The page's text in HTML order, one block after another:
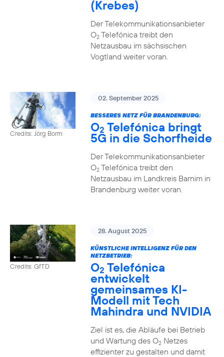
(Krebes)
Der Telekommunikationsanbieter
O2Telefónica treibt den
Netzausbau im sächsischen
Vogtland weiter voran.
Credits: Jörg Borm
02. September 2025
BESSERES NETZ FÜR BRANDENBURG:
O2 Telefónica bringt
5G in die Schorfheide
Der Telekommunikationsanbieter
O2Telefónica treibt den
Netzausbau im Landkreis Barnim in
Brandenburg weiter voran.
Credits: GfTD
28. August 2025
KÜNSTLICHE INTELLIGENZ FÜR DEN
NETZBETRIEB:
O2 Telefónica
entwickelt
gemeinsames KI-
Modell mit Tech
Mahindra und NVIDIA
Ziel ist es, die Abläufe bei Betrieb
und Wartung des O2Netzes
effizienter zu gestalten und damit